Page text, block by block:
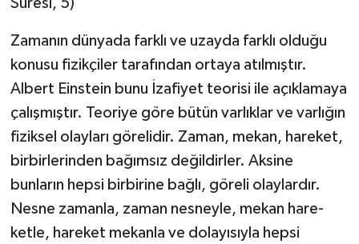
Suresi, 5)
Zamanın dünyada farklı ve uzayda farklı olduğu
konusu fizikçiler tarafından ortaya atılmıştır.
Albert Einstein bunu İzafiyet teorisi ile açıklamaya
çalışmıştır. Teoriye göre bütün varlıklar ve varlığın
fiziksel olayları görelidir. Zaman, mekan, hareket,
birbirlerinden bağımsız değildirler. Aksine
bunların hepsi birbirine bağlı, göreli olaylardır.
Nesne zamanla, zaman nesneyle, mekan hare­
ketle, hareket mekanla ve dolayısıyla hepsi